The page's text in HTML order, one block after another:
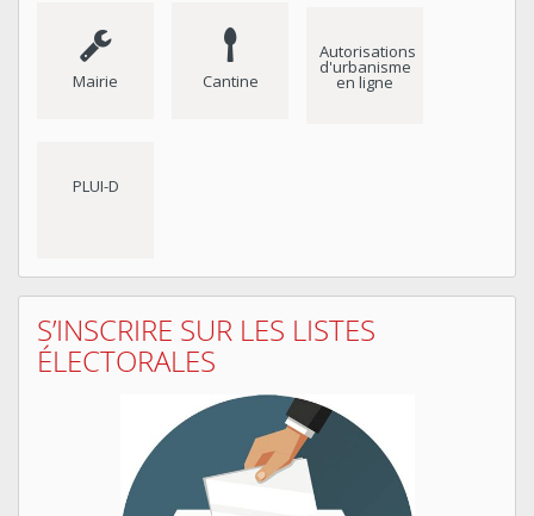
Mairie Cantine
Autorisations
d'urbanisme
en ligne
PLUI-D
S’INSCRIRE SUR LES LISTES
ÉLECTORALES